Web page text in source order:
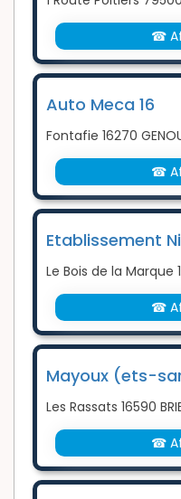
☎
Auto Meca 16
Fontafie 16270
☎
Etablissement
Le Bois de la Marque
☎
Mayoux (ets-
Les Rassats 16590
☎